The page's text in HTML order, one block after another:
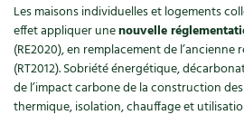
Tous au jardin ! avec Pascal
La vie secrète du jardin
BD : La folle histoire des plantes
Les maisons individuelles et logements
effet appliquer unenouvelle
(RE2020), en remplacement de
(RT2012). Sobriété énergétique,
de l’impact carbone de la construction
thermique, isolation, chauffage et